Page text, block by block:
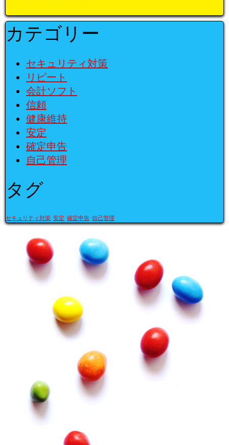
カテゴリー
セキュリティ対策
リピート
会計ソフト
信頼
健康維持
安定
確定申告
自己管理
タグ
セキュリティ対策 安定 確定申告 自己管理